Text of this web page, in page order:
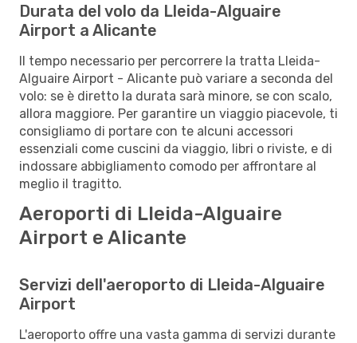
Durata del volo da Lleida-Alguaire
Airport a Alicante
Il tempo necessario per percorrere la tratta Lleida-
Alguaire Airport - Alicante può variare a seconda del
volo: se è diretto la durata sarà minore, se con scalo,
allora maggiore. Per garantire un viaggio piacevole, ti
consigliamo di portare con te alcuni accessori
essenziali come cuscini da viaggio, libri o riviste, e di
indossare abbigliamento comodo per affrontare al
meglio il tragitto.
Aeroporti di Lleida-Alguaire
Airport e Alicante
Servizi dell'aeroporto di Lleida-Alguaire
Airport
L'aeroporto offre una vasta gamma di servizi durante